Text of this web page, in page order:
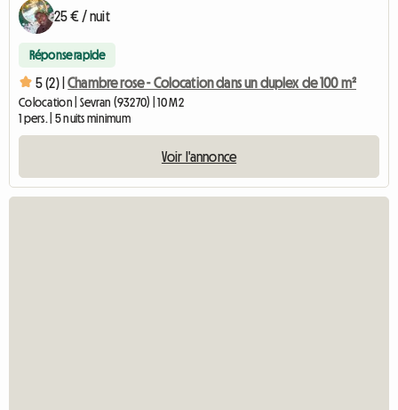
25 € / nuit
Réponse rapide
5 (2) | Chambre rose - Colocation dans un duplex de 100 m²
Colocation | Sevran (93270) | 10 M2
1 pers. | 5 nuits minimum
Voir l'annonce